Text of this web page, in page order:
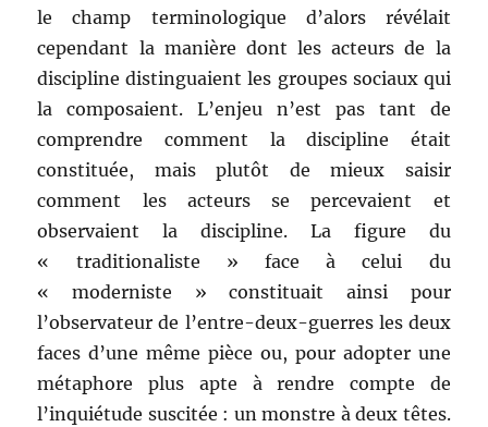
le champ terminologique d’alors révélait
cependant la manière dont les acteurs de la
discipline distinguaient les groupes sociaux qui
la composaient. L’enjeu n’est pas tant de
comprendre comment la discipline était
constituée, mais plutôt de mieux saisir
comment les acteurs se percevaient et
observaient la discipline. La figure du
« traditionaliste » face à celui du
« moderniste » constituait ainsi pour
l’observateur de l’entre-deux-guerres les deux
faces d’une même pièce ou, pour adopter une
métaphore plus apte à rendre compte de
l’inquiétude suscitée : un monstre à deux têtes.